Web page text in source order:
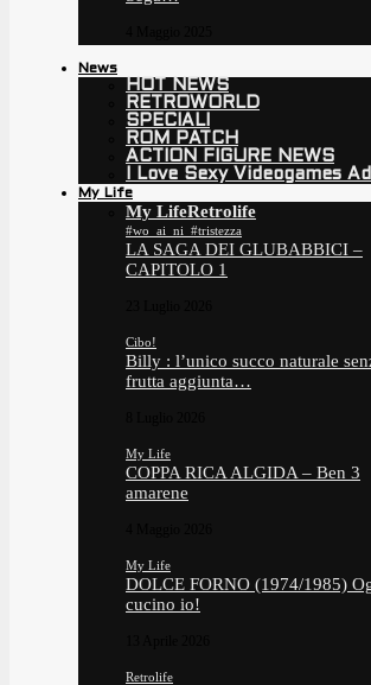
News
HOT NEWS
RETROWORLD
SPECIALI
ROM PATCH
ACTION FIGURE NEWS
I Love Sexy Videogames
My Life
My LifeRetrolife
#wo_ai_ni_#tristezza
LA SAGA DEI GLUBABBICI –
CAPITOLO 1
Cibo!
Billy : l’unico succo naturale
frutta aggiunta…
My Life
COPPA RICA ALGIDA – Ben 3
amarene
My Life
DOLCE FORNO (1974/1985)
cucino io!
Retrolife